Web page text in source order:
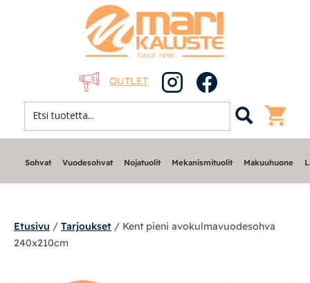
OUTLET
Sohvat Vuodesohvat Nojatuolit Mekanismituolit Makuuhuone
Etusivu / Tarjoukset / Kent pieni avokulmavuodesohva
240x210cm